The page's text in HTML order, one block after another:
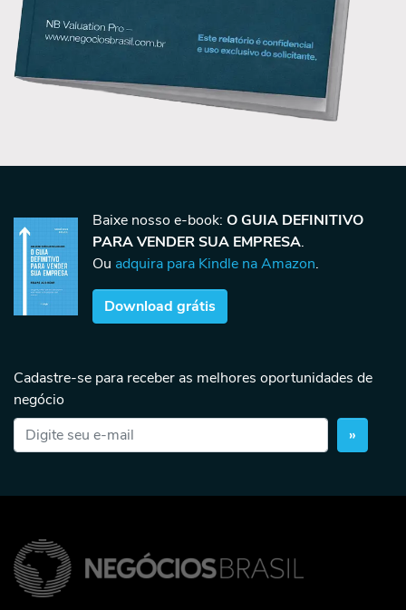
Baixe nosso e-book: O GUIA DEFINITIVO
PARA VENDER SUA EMPRESA.
Ou adquira para Kindle na Amazon.
Download grátis
Cadastre-se para receber as melhores oportunidades de
negócio
»